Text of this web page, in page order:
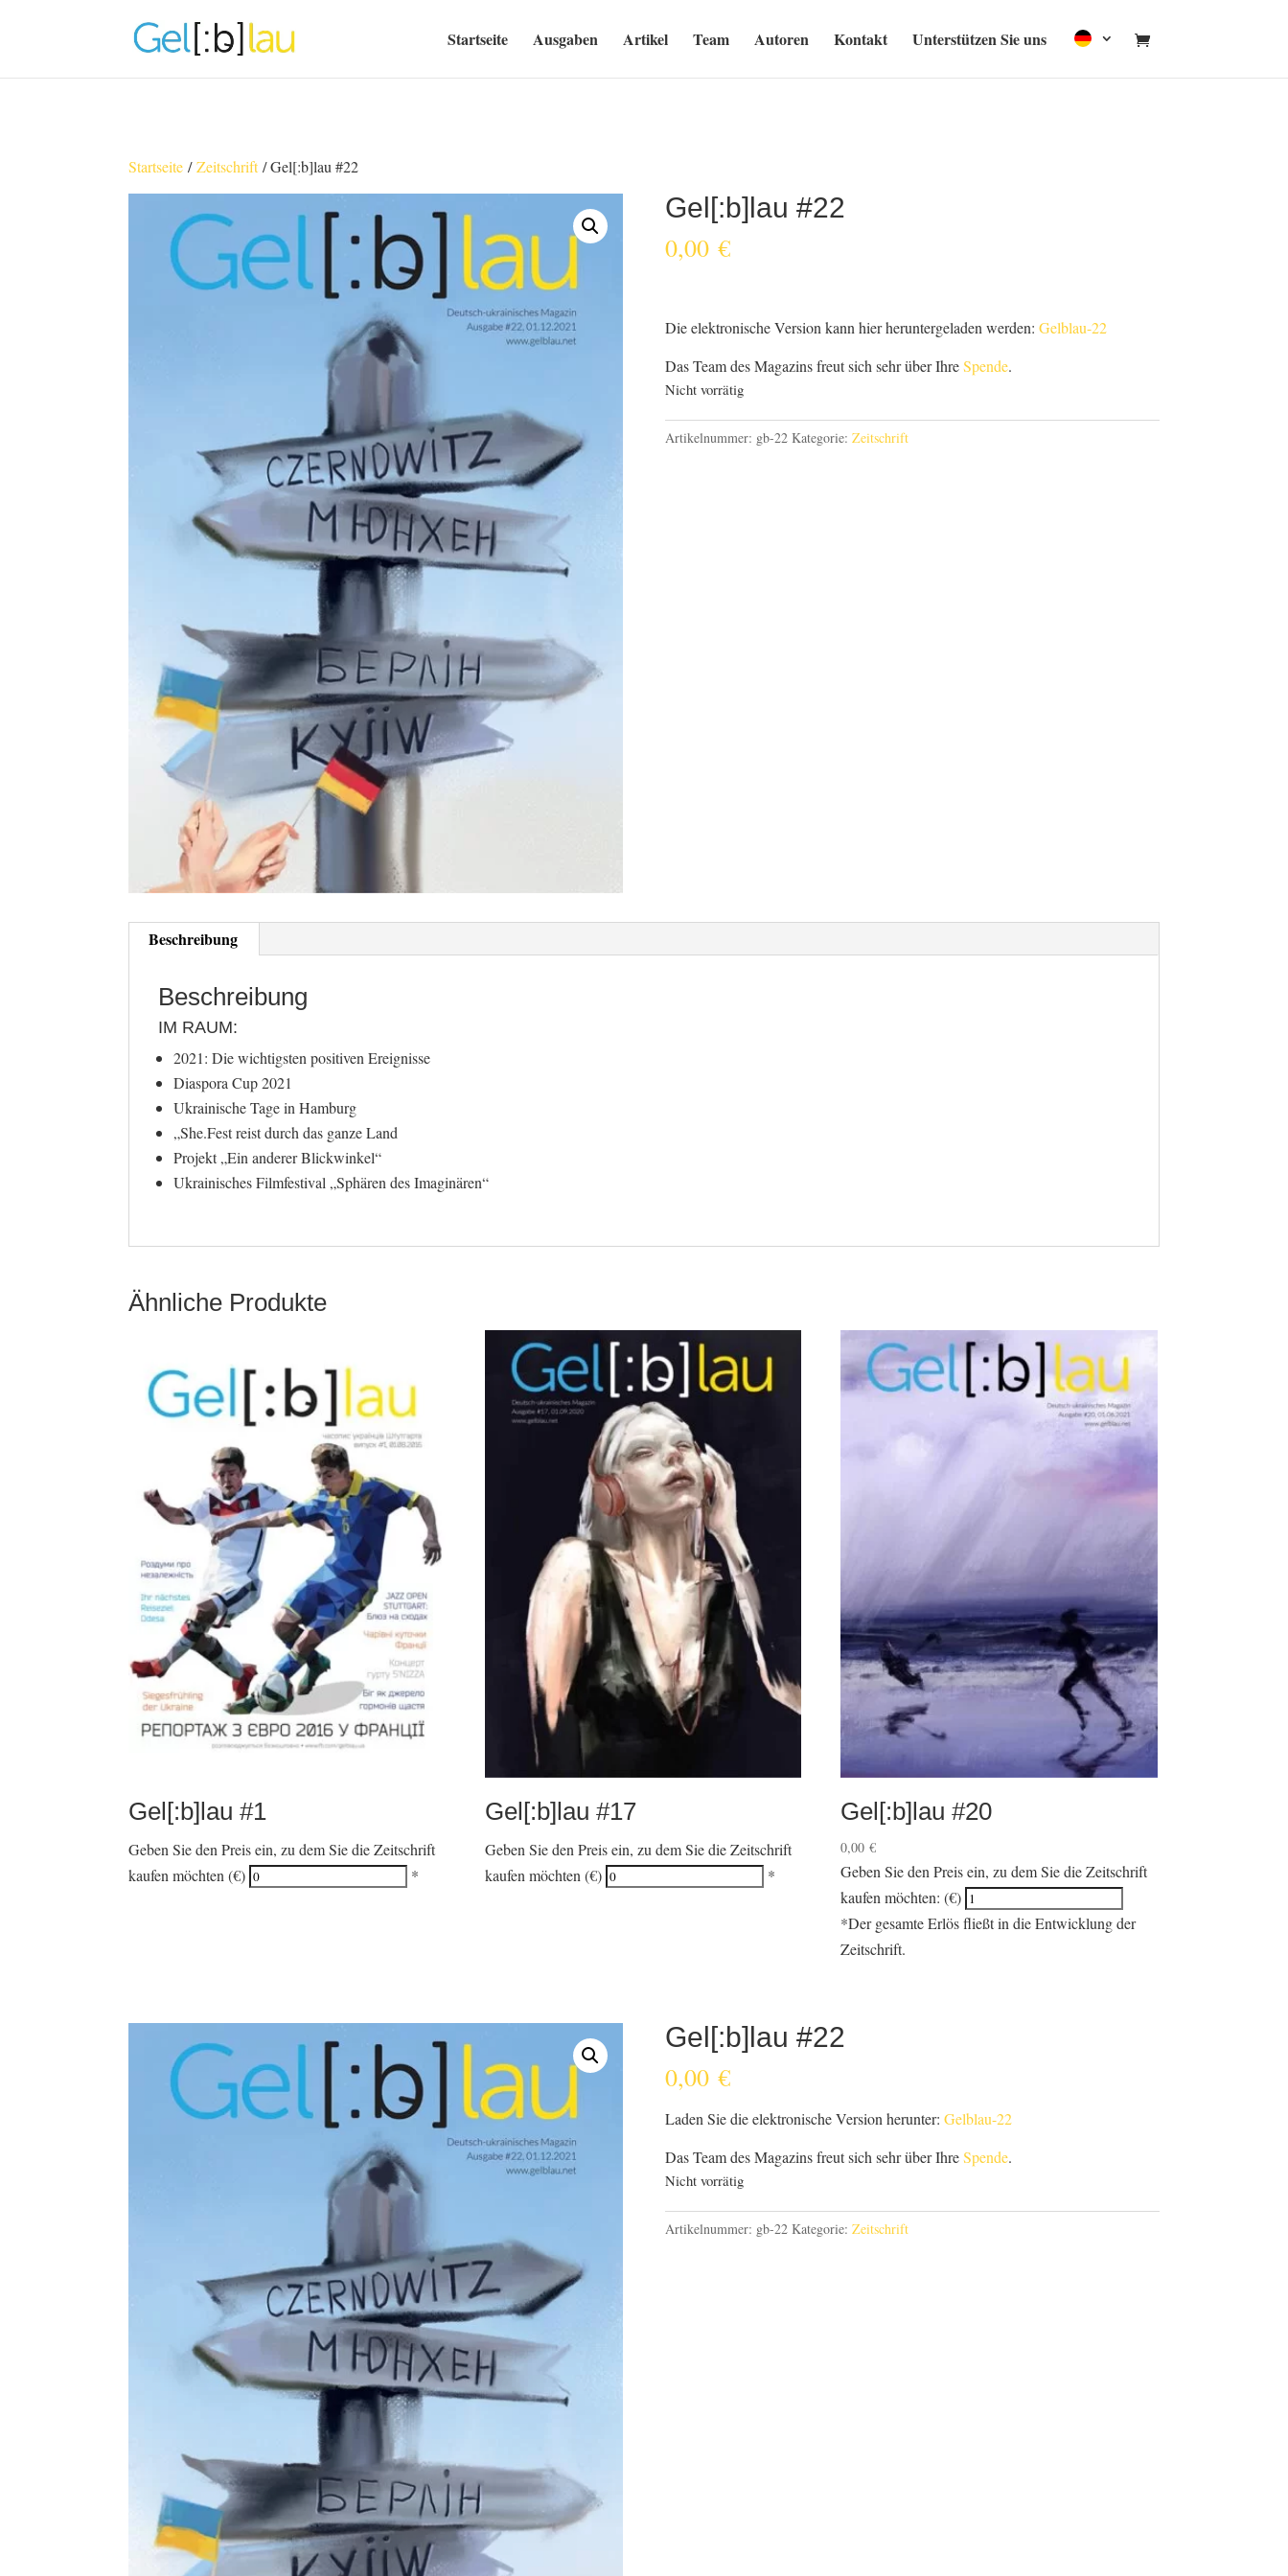
Startseite Ausgaben Artikel Team Autoren Kontakt Unterstützen Sie uns
Startseite /Zeitschrift/ Gel[:b]lau #22
Gel[:b]lau #22
0,00 €
Die elektronische Version kann hier heruntergeladen werden: Gelblau-22
Das Team des Magazins freut sich sehr über IhreSpende.
Nicht vorrätig
Artikelnummer: gb-22 Kategorie: Zeitschrift
Beschreibung
Beschreibung
IM RAUM:
2021: Die wichtigsten positiven Ereignisse
Diaspora Cup 2021
Ukrainische Tage in Hamburg
„She.Fest reist durch das ganze Land
Projekt „Ein anderer Blickwinkel“
Ukrainisches Filmfestival „Sphären des Imaginären“
Ähnliche Produkte
Gel[:b]lau #1
Geben Sie den Preis ein, zu dem Sie die Zeitschrift
kaufen möchten (€)
*
Gel[:b]lau #17
Geben Sie den Preis ein, zu dem Sie die Zeitschrift
kaufen möchten (€)
*
Gel[:b]lau #20
0,00€
Geben Sie den Preis ein, zu dem Sie die Zeitschrift
kaufen möchten: (€)
*Der gesamte Erlös fließt in die Entwicklung der
Zeitschrift.
Gel[:b]lau #22
0,00 €
Laden Sie die elektronische Version herunter: Gelblau-22
Das Team des Magazins freut sich sehr über IhreSpende.
Nicht vorrätig
Artikelnummer: gb-22 Kategorie: Zeitschrift